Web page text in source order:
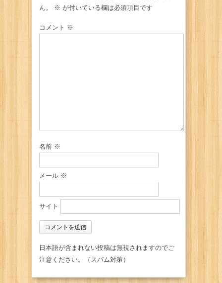
ん。
※ が付いている欄は必須項目です
コメント ※
名前 ※
メール ※
サイト
日本語が含まれない投稿は無視されますのでご
注意ください。（スパム対策）